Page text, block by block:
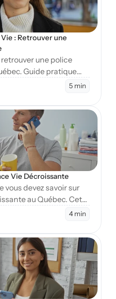
: Retrouver une
une police
Guide pratique
non réclamées
l'OAP dans vos
5 min
Vie Décroissante
vous devez savoir sur
au Québec. Cet
son
la choisir.
4 min